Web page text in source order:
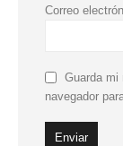
Correo
Guarda mi
navegador